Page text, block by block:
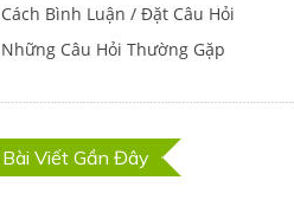
Cách Bình Luận / Đặt Câu Hỏi
Những Câu Hỏi Thường Gặp
Bài Viết Gần Đây